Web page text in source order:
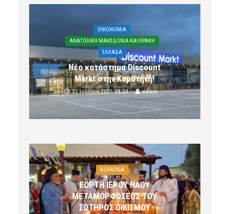
OIKONOMIA
ΑΝΑΤΟΛΙΚΗ ΜΑΚΕΔΟΝΙΑ ΚΑΙ ΘΡΑΚΗ
ΕΛΛΑΔΑ
Νέο κατάστημα Discount
Markt στην Κομοτηνή!
22 Ιουλίου 2025 08:20 admin
ΚΟΙΝΩΝΙΑ
ΕΟΡΤΗ ΙΕΡΟΥ ΝΑΟΥ
ΜΕΤΑΜΟΡΦΩΣΕΩΣ ΤΟΥ
ΣΩΤΗΡΟΣ ΟΙΚΙΣΜΟΥ